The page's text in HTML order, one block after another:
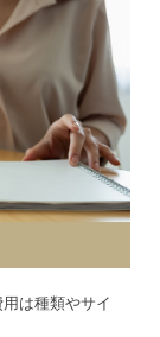
は種類やサイ